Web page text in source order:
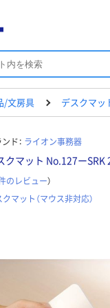
/文房具 デスクマッ
ド： ライオン事務器
クマット No.127ーSRK
のレビュー）
マット（マウス非対応）